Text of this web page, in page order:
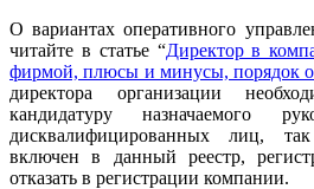
О вариантах оперативного
читайте в статье “Директор в
фирмой, плюсы и минусы, порядок
директора организации
кандидатуру назначаемого
дисквалифицированных лиц,
включен в данный реестр,
отказать в регистрации компании.